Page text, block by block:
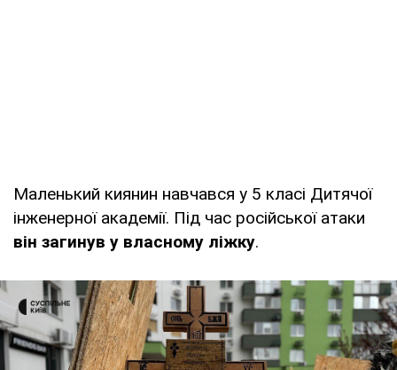
Маленький киянин навчався у 5 класі Дитячої
інженерної академії. Під час російської атаки
він загинув у власному ліжку.